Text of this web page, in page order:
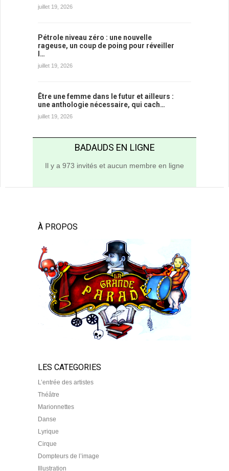
juillet 19, 2026
Pétrole niveau zéro : une nouvelle
rageuse, un coup de poing pour réveiller
l…
juillet 19, 2026
Être une femme dans le futur et ailleurs :
une anthologie nécessaire, qui cach…
juillet 19, 2026
BADAUDS EN LIGNE
Il y a 973 invités et aucun membre en ligne
À PROPOS
LES CATEGORIES
L’entrée des artistes
Théâtre
Marionnettes
Danse
Lyrique
Cirque
Dompteurs de l’image
Illustration